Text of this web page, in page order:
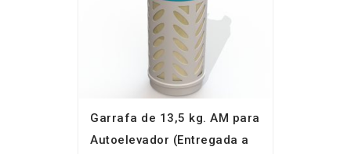
Garrafa de 13,5 kg. AM para
Autoelevador (Entregada a